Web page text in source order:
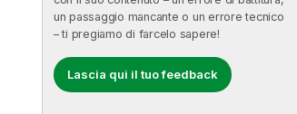
un passaggio mancante o un errore tecnico
– ti pregiamo di farcelo sapere!
Lascia qui il tuo feedback